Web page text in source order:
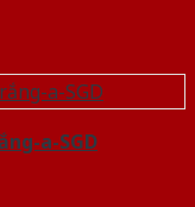
a-SGD